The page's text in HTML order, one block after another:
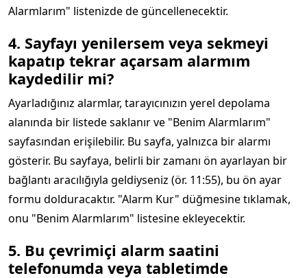
Alarmlarım" listenizde de güncellenecektir.
4. Sayfayı yenilersem veya sekmeyi
kapatıp tekrar açarsam alarmım
kaydedilir mi?
Ayarladığınız alarmlar, tarayıcınızın yerel depolama
alanında bir listede saklanır ve "Benim Alarmlarım"
sayfasından erişilebilir. Bu sayfa, yalnızca bir alarmı
gösterir. Bu sayfaya, belirli bir zamanı ön ayarlayan bir
bağlantı aracılığıyla geldiyseniz (ör. 11:55), bu ön ayar
formu dolduracaktır. "Alarm Kur" düğmesine tıklamak,
onu "Benim Alarmlarım" listesine ekleyecektir.
5. Bu çevrimiçi alarm saatini
telefonumda veya tabletimde